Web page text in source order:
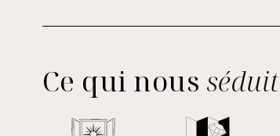
Ce qui nous séduit